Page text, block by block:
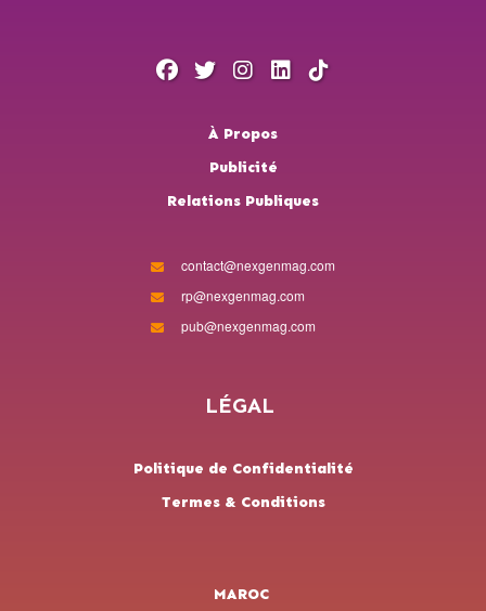
À Propos
Publicité
Relations Publiques
contact@nexgenmag.com
rp@nexgenmag.com
pub@nexgenmag.com
LÉGAL
Politique de Confidentialité
Termes & Conditions
MAROC